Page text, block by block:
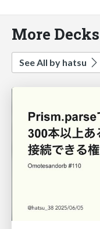
More
See All by hatsu